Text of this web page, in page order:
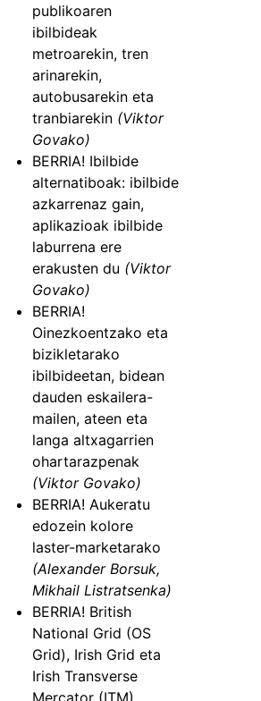
publikoaren
ibilbideak
metroarekin, tren
arinarekin,
autobusarekin eta
tranbiarekin (Viktor
Govako)
BERRIA! Ibilbide
alternatiboak: ibilbide
azkarrenaz gain,
aplikazioak ibilbide
laburrena ere
erakusten du (Viktor
Govako)
BERRIA!
Oinezkoentzako eta
bizikletarako
ibilbideetan, bidean
dauden eskailera-
mailen, ateen eta
langa altxagarrien
ohartarazpenak
(Viktor Govako)
BERRIA! Aukeratu
edozein kolore
laster-marketarako
(Alexander Borsuk,
Mikhail Listratsenka)
BERRIA! British
National Grid (OS
Grid), Irish Grid eta
Irish Transverse
Mercator (ITM)